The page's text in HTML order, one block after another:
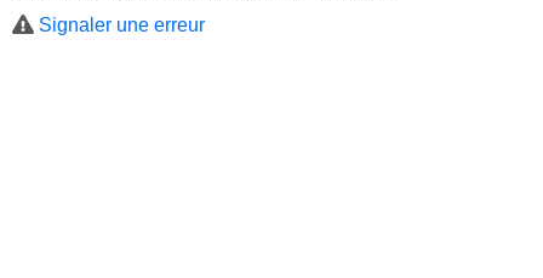
Signaler une erreur